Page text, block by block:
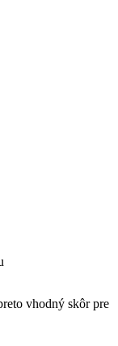
vhodný skôr pre